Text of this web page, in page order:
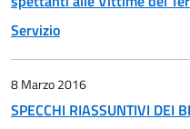
Servizio
8 Marzo 2016
SPECCHI RIASSUNTIVI DEI